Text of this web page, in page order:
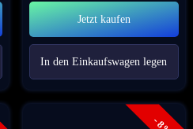
Jetzt kaufen
In den Einkaufswagen legen